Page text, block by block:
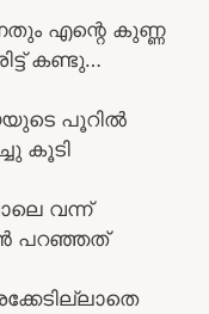
എന്റെ കുണ്ണ
കണ്ടു…
പൂറിൽ
കൂടി
വന്ന്
പറഞ്ഞത്